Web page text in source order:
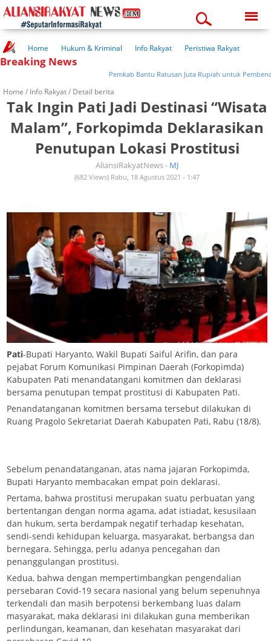
11:53:40 am
Home Hukum & Kriminal Info Rakyat
Peristiwa Rakyat
Kuliner Rakyat
Wisata Rakyat
Breaking News
Pemkab Bantu Ratusan Juta Rupiah untuk
Home / Info Rakyat/ Detail berita
Tak Ingin Pati Jadi Destinasi “Wisata
Malam”, Forkopimda Deklarasikan
Penutupan Lokasi Prostitusi
AliansiRakyatNews - MJ
(682 Views) Rabu, 18 Agustus 2021 - 1:47
Pati-Bupati Haryanto, Wakil Bupati Saiful Arifin, dan para
pejabat Forum Komunikasi Pimpinan Daerah (Forkopimda)
Kabupaten Pati menandatangani komitmen dan deklarasi
bersama penutupan tempat prostitusi di Kabupaten Pati.
Penandatanganan komitmen bersama tersebut dilakukan di
Ruang Pragolo Sekretariat Daerah Kabupaten Pati, Rabu (18/8).
Sebelum penandatanganan, atas nama jajaran Forkopimda,
Bupati Haryanto membacakan empat poin deklarasi.
Pertama, bahwa prostitusi merupakan suatu perbuatan yang
bertentangan dengan norma agama, adat istiadat, kesusilaan
dan hukum, serta berdampak negatif terhadap kesehatan,
sendi-sendi kehidupan keluarga, masyarakat, berbangsa dan
bernegara. Sehingga, perlu adanya pencegahan dan
penanggulangan prostitusi.
Kedua, bahwa dengan mempertimbangkan pengendalian
persebaran Covid-19 secara nasional yang belum sepenuhnya
terkendali dan masih berpotensi berkembang luas dalam
masyarakat, maka deklarasi ini dilakukan guna memberikan
perlindungan, keamanan, dan kesehatan masyarakat dari